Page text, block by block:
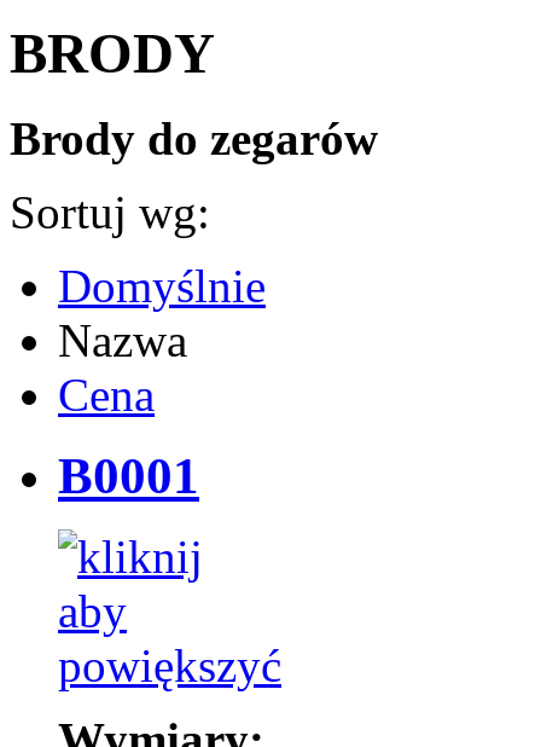
BRODY
Brody do zegarów
Sortuj wg:
Domyślnie
Nazwa
Cena
B0001